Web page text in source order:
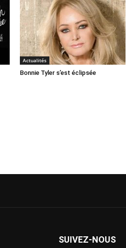
Actualités
Bonnie Tyler s’est éclipsée
SUIVEZ-NOUS